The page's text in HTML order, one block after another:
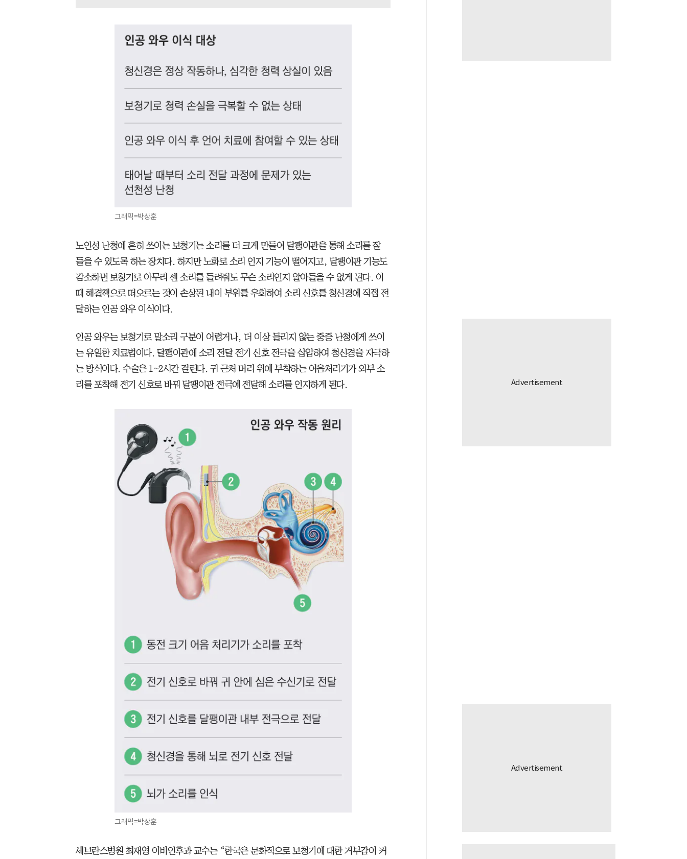
그래픽=박상훈
노인성 난청에 흔히 쓰이는 보청기는 소리를 더 크게 만들어 달팽이관을 통해 소리를 잘
들을 수 있도록 하는 장치다. 하지만 노화로 소리 인지 기능이 떨어지고, 달팽이관 기능도
감소하면 보청기로 아무리 센 소리를 들려줘도 무슨 소리인지 알아들을 수 없게 된다. 이
때 해결책으로 떠오르는 것이 손상된 내이 부위를 우회하여 소리 신호를 청신경에 직접 전
달하는 인공 와우 이식이다.
인공 와우는 보청기로 말소리 구분이 어렵거나, 더 이상 들리지 않는 중증 난청에게 쓰이
는 유일한 치료법이다. 달팽이관에 소리 전달 전기 신호 전극을 삽입하여 청신경을 자극하
는 방식이다. 수술은 1~2시간 걸린다. 귀 근처 머리 위에 부착하는 어음처리기가 외부 소
리를 포착해 전기 신호로 바꿔 달팽이관 전극에 전달해 소리를 인지하게 된다.
그래픽=박상훈
세브란스병원 최재영 이비인후과 교수는 “한국은 문화적으로 보청기에 대한 거부감이 커